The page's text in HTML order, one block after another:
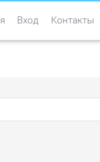
Вход Контакты